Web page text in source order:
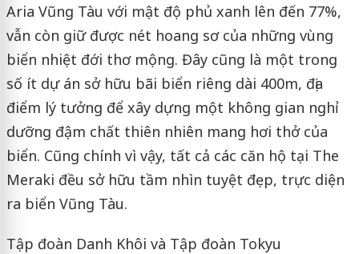
Aria Vũng Tàu với mật độ phủ xanh lên đến 77%,
vẫn còn giữ được nét hoang sơ của những vùng
biển nhiệt đới thơ mộng. Đây cũng là một trong
số ít dự án sở hữu bãi biển riêng dài 400m, địa
điểm lý tưởng để xây dựng một không gian nghỉ
dưỡng đậm chất thiên nhiên mang hơi thở của
biển. Cũng chính vì vậy, tất cả các căn hộ tại The
Meraki đều sở hữu tầm nhìn tuyệt đẹp, trực diện
ra biển Vũng Tàu.
Tập đoàn Danh Khôi và Tập đoàn Tokyu